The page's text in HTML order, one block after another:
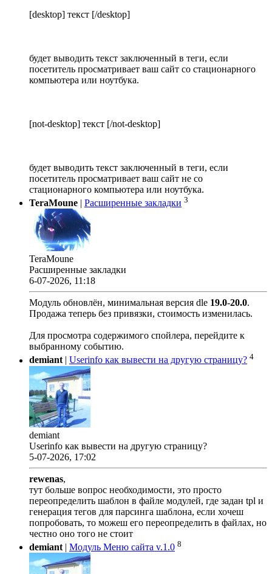
[desktop] текст [/desktop]
будет выводить текст заключенный в теги, если
посетитель просматривает ваш сайт со стационарного
компьютера или ноутбука.
[not-desktop] текст [/not-desktop]
будет выводить текст заключенный в теги, если
посетитель просматривает ваш сайт не со
стационарного компьютера или ноутбука.
TeraMoune
Расширенные закладки 3
TeraMoune
Расширенные закладки
6-07-2026, 11:18
Модуль обновлён, минимальная версия dle 19.0-20.0.
Продажа теперь без привязки, стоимость изменилась.
Для просмотра содержимого спойлера, перейдите к
выбранному событию.
demiant| Userinfo как вывести на другую страницу? 4
demiant
Userinfo как вывести на другую страницу?
5-07-2026, 17:02
rewenas,
тут больше вопрос необходимости, это просто
переопределить шаблон в файле модулей, где задан tpl и
генерация тегов для парсинга шаблона, если хочеш
попробовать, то можеш его переопределить в файлах, но
честно оно того не стоит
demiant | Модуль Меню сайта v.1.0 8